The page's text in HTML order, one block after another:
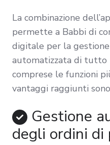
La combinazione
permette a Babbi di
digitale per la
automatizzata di tutto
comprese le funzioni
vantaggi raggiunti
Gestione
degli ordini di